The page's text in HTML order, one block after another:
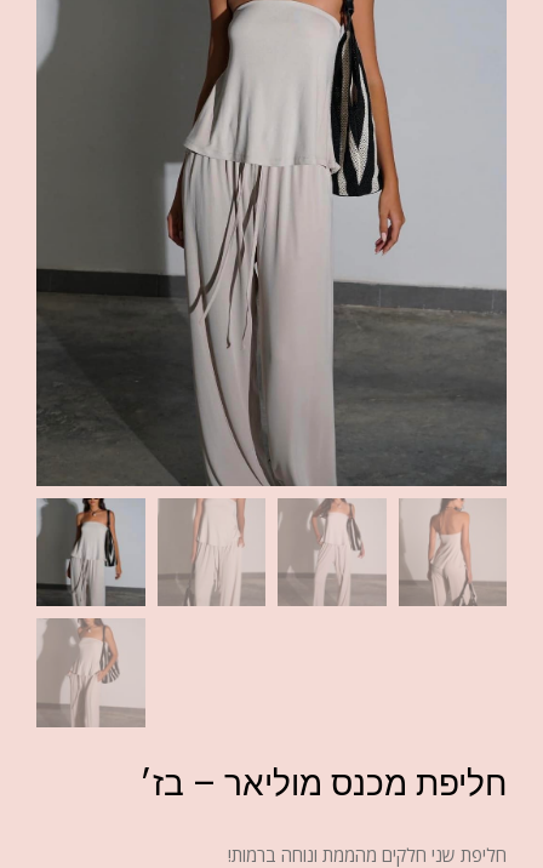
חליפת מכנס מוליאר – בז׳
חליפת שני חלקים מהממת ונוחה ברמות!